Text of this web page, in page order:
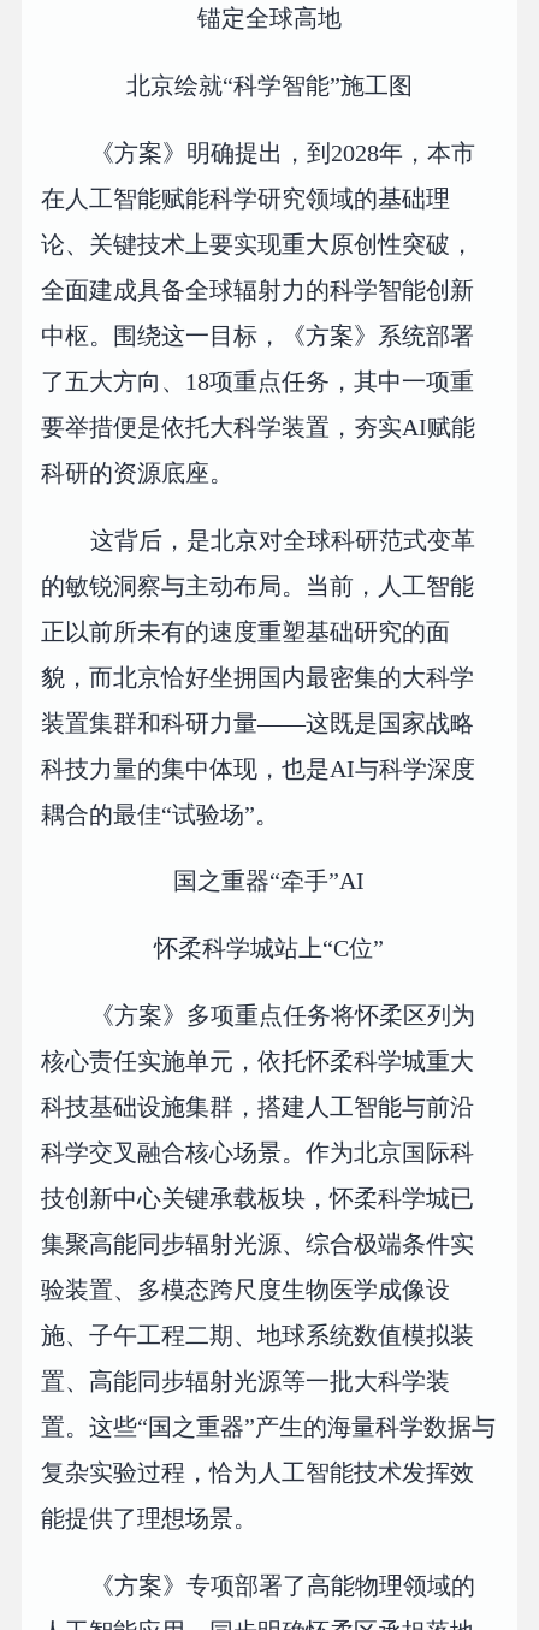
锚定全球高地
北京绘就“科学智能”施工图
《方案》明确提出，到2028年，本市
在人工智能赋能科学研究领域的基础理
论、关键技术上要实现重大原创性突破，
全面建成具备全球辐射力的科学智能创新
中枢。围绕这一目标，《方案》系统部署
了五大方向、18项重点任务，其中一项重
要举措便是依托大科学装置，夯实AI赋能
科研的资源底座。
这背后，是北京对全球科研范式变革
的敏锐洞察与主动布局。当前，人工智能
正以前所未有的速度重塑基础研究的面
貌，而北京恰好坐拥国内最密集的大科学
装置集群和科研力量——这既是国家战略
科技力量的集中体现，也是AI与科学深度
耦合的最佳“试验场”。
国之重器“牵手”AI
怀柔科学城站上“C位”
《方案》多项重点任务将怀柔区列为
核心责任实施单元，依托怀柔科学城重大
科技基础设施集群，搭建人工智能与前沿
科学交叉融合核心场景。作为北京国际科
技创新中心关键承载板块，怀柔科学城已
集聚高能同步辐射光源、综合极端条件实
验装置、多模态跨尺度生物医学成像设
施、子午工程二期、地球系统数值模拟装
置、高能同步辐射光源等一批大科学装
置。这些“国之重器”产生的海量科学数据与
复杂实验过程，恰为人工智能技术发挥效
能提供了理想场景。
《方案》专项部署了高能物理领域的